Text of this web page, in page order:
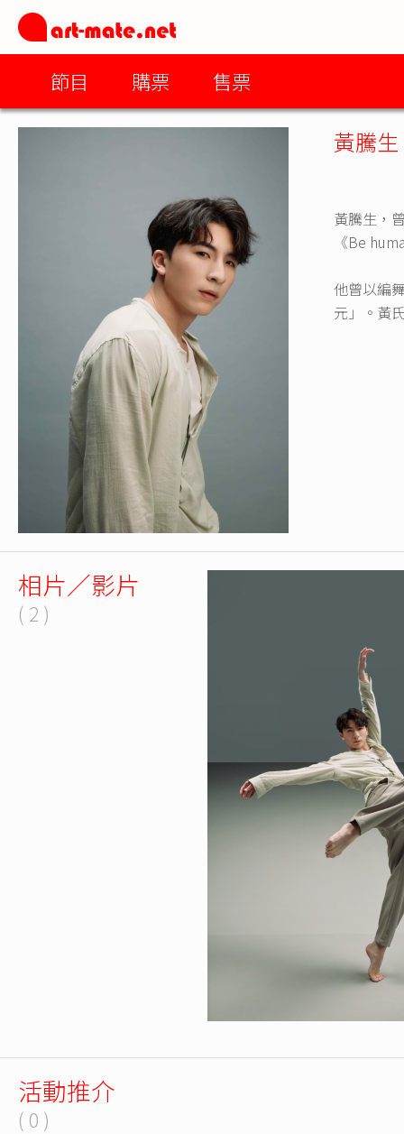
節目 購票 售票
黃騰生
黃騰生，
《Be
他曾以編
元」。黃
相片／影片
( 2 )
活動推介
( 0 )